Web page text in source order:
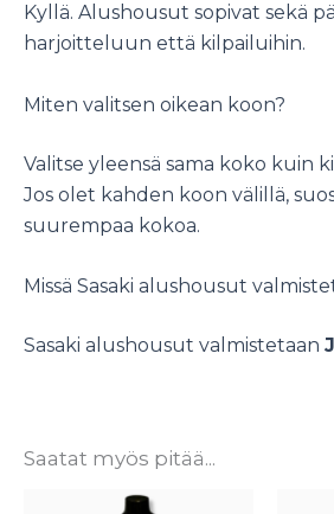
Kyllä. Alushousut sopivat sekä
harjoitteluun että kilpailuihin.
Miten valitsen oikean koon?
Valitse yleensä sama koko kuin
Jos olet kahden koon välillä,
suurempaa kokoa.
Missä Sasaki alushousut
Sasaki alushousut valmistetaan
Saatat myös pitää...